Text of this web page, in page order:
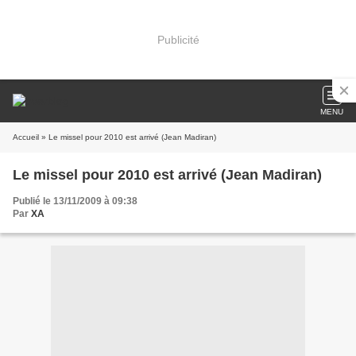
Publicité
MENU
Accueil » Le missel pour 2010 est arrivé (Jean Madiran)
Le missel pour 2010 est arrivé (Jean Madiran)
Publié le 13/11/2009 à 09:38
Par XA